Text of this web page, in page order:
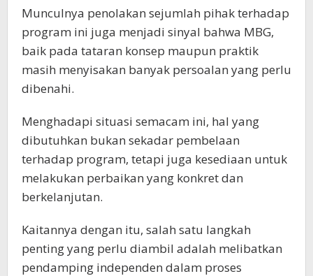
Munculnya penolakan sejumlah pihak terhadap
program ini juga menjadi sinyal bahwa MBG,
baik pada tataran konsep maupun praktik
masih menyisakan banyak persoalan yang perlu
dibenahi.
Menghadapi situasi semacam ini, hal yang
dibutuhkan bukan sekadar pembelaan
terhadap program, tetapi juga kesediaan untuk
melakukan perbaikan yang konkret dan
berkelanjutan.
Kaitannya dengan itu, salah satu langkah
penting yang perlu diambil adalah melibatkan
pendamping independen dalam proses